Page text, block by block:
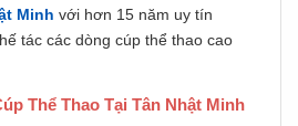
Minh với hơn 15 năm uy tín
tác các dòng cúp thể thao cao
Thể Thao Tại Tân Nhật Minh